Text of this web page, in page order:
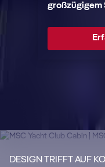
großzügigem
DESIGN TRIFFT AUF
Genießen Sie